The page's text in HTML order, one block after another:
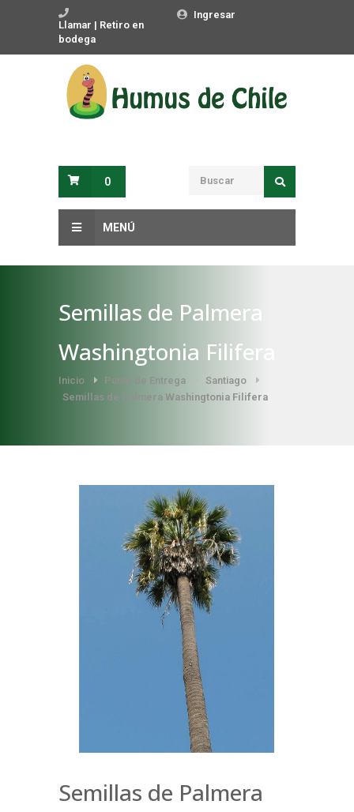
Llamar | Retiro en
bodega
Ingresar
0
MENÚ
Semillas de Palmera
Washingtonia Filifera
Inicio Punto de Entrega
Santiago
Semillas de Palmera Washingtonia Filifera
Semillas de Palmera